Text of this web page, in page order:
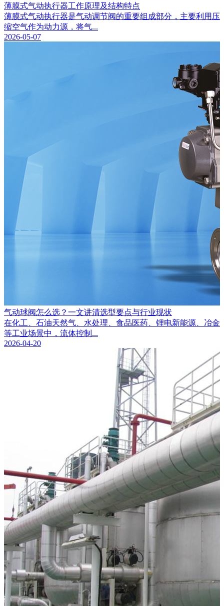
薄膜式气动执行器工作原理及结构特点
薄膜式气动执行器是气动调节阀的重要组成部分，主要利用压
缩空气作为动力源，将气...
2026-05-07
气动球阀怎么选？一文讲清选型要点与行业现状
在化工、石油天然气、水处理、食品医药、锂电新能源、冶金
等工业场景中，流体控制...
2026-04-20